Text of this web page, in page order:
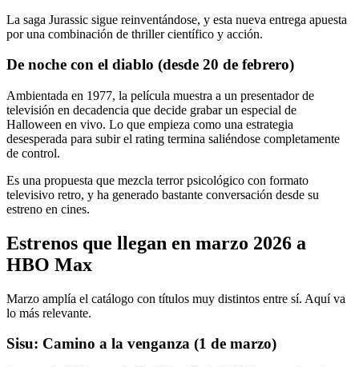
La saga Jurassic sigue reinventándose, y esta nueva entrega apuesta
por una combinación de thriller científico y acción.
De noche con el diablo (desde 20 de febrero)
Ambientada en 1977, la película muestra a un presentador de
televisión en decadencia que decide grabar un especial de
Halloween en vivo. Lo que empieza como una estrategia
desesperada para subir el rating termina saliéndose completamente
de control.
Es una propuesta que mezcla terror psicológico con formato
televisivo retro, y ha generado bastante conversación desde su
estreno en cines.
Estrenos que llegan en marzo 2026 a
HBO Max
Marzo amplía el catálogo con títulos muy distintos entre sí. Aquí va
lo más relevante.
Sisu: Camino a la venganza (1 de marzo)